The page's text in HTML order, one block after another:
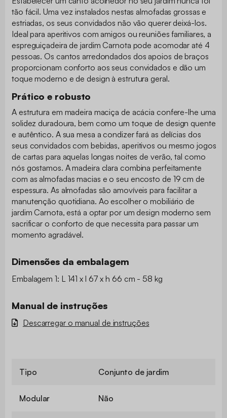
tão fácil. Uma vez instalados nestas almofadas grossas e
estriadas, os seus convidados não vão querer deixá-los.
Ideal para aperitivos com amigos ou reuniões familiares, a
espreguiçadeira de jardim Carnota pode acomodar até 4
pessoas. Os cantos arredondados dos apoios de braços
proporcionam conforto aos seus convidados e dão um
toque moderno e de design à estrutura geral.
Prático e robusto
A estrutura em madeira maciça de acácia confere-lhe uma
solidez duradoura, bem como um toque de design quente
e autêntico. A sua mesa a condizer fará as delícias dos
seus convidados com bebidas, aperitivos ou mesmo jogos
de cartas para aquelas longas noites de verão, tal como
nós gostamos. A madeira clara combina perfeitamente
com as almofadas macias e o seu encosto de 19 cm de
espessura. As almofadas são amovíveis para facilitar a
manutenção quotidiana. Ao escolher o mobiliário de
jardim Carnota, está a optar por um design moderno sem
sacrificar o conforto de que necessita para passar um
momento agradável.
Dimensões da embalagem
Embalagem 1: L 141 x l 67 x h 66 cm - 58 kg
Manual de instruções
Descarregar o manual de instruções
Tipo Conjunto de jardim
Modular Não